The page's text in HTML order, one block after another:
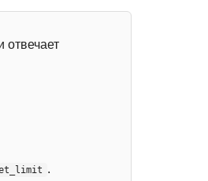
отвечает
.